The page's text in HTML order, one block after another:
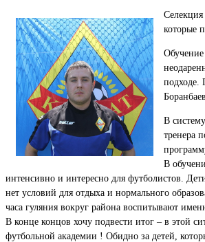
которые
подходе.
В
тренера
В
интенсивно и интересно для футболистов.
нет условий для отдыха и нормального
часа гуляния вокруг района воспитывают
В конце концов хочу подвести итог – в этой
футбольной академии ! Обидно за детей,